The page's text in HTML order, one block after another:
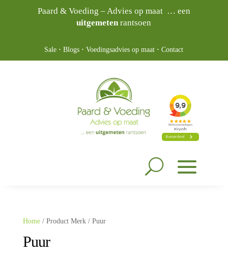
Paard & Voeding – Advies op maat … een
uitgemetenrantsoen
Sale ·Blogs ·Voedingsadvies op maat ·Contact
Home/ Product Merk / Puur
Puur